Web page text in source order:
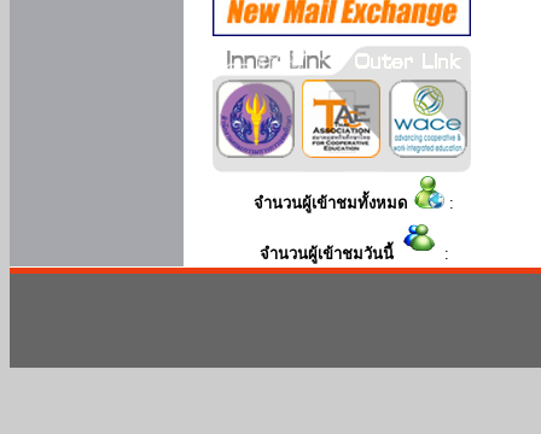
จำนวนผู้เข้าชมทั้งหมด :
จำนวนผู้เข้าชมวันนี้ :